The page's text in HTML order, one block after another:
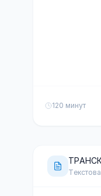
120 минут